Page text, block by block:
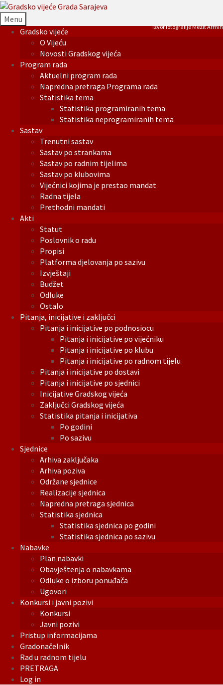
Menu
Gradsko vijeće
O Vijeću
Novosti Gradskog vijeća
Program rada
Aktuelni program rada
Napredna pretraga Programa rada
Statistika tema
Statistika programiranih tema
Statistika neprogramiranih tema
Sastav
Trenutni sastav
Sastav po strankama
Sastav po radnim tijelima
Sastav po klubovima
Vijećnici kojima je prestao mandat
Radna tijela
Prethodni mandati
Akti
Statut
Poslovnik o radu
Propisi
Platforma djelovanja po sazivu
Izvještaji
Budžet
Odluke
Ostalo
Pitanja, inicijative i zaključci
Pitanja i inicijative po podnosiocu
Pitanja i inicijative po vijećniku
Pitanja i inicijative po klubu
Pitanja i inicijative po radnom tijelu
Pitanja i inicijative po dostavi
Pitanja i inicijative po sjednici
Inicijative Gradskog vijeća
Zaključci Gradskog vijeća
Statistika pitanja i inicijativa
Po godini
Po sazivu
Sjednice
Arhiva zaključaka
Arhiva poziva
Održane sjednice
Realizacije sjednica
Napredna pretraga sjednica
Statistika sjednica
Statistika sjednica po godini
Statistika sjednica po sazivu
Nabavke
Plan nabavki
Obavještenja o nabavkama
Odluke o izboru ponuđača
Ugovori
Konkursi i javni pozivi
Konkursi
Javni pozivi
Pristup informacijama
Gradonačelnik
Rad u radnom tijelu
PRETRAGA
Log in
Izvor fotografije Mezit Armin